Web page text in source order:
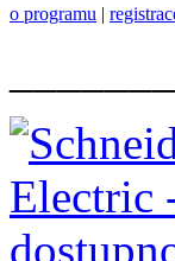
o programu |